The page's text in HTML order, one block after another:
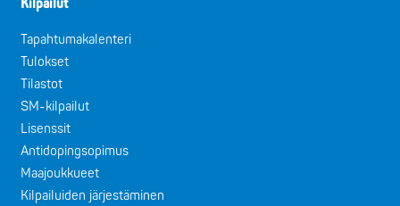
Kilpailut
Tapahtumakalenteri
Tulokset
Tilastot
SM-kilpailut
Lisenssit
Antidopingsopimus
Maajoukkueet
Kilpailuiden järjestäminen